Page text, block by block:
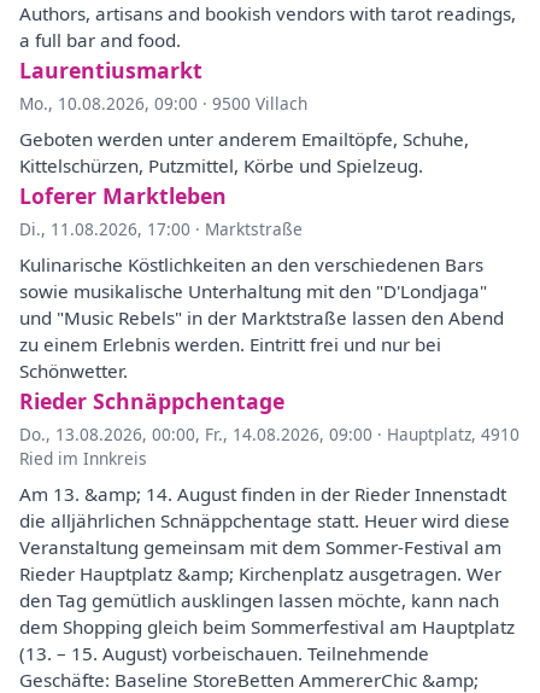
Authors, artisans and bookish vendors with tarot readings,
a full bar and food.
Laurentiusmarkt
Mo., 10.08.2026, 09:00 · 9500 Villach
Geboten werden unter anderem Emailtöpfe, Schuhe,
Kittelschürzen, Putzmittel, Körbe und Spielzeug.
Loferer Marktleben
Di., 11.08.2026, 17:00 · Marktstraße
Kulinarische Köstlichkeiten an den verschiedenen Bars
sowie musikalische Unterhaltung mit den "D'Londjaga"
und "Music Rebels" in der Marktstraße lassen den Abend
zu einem Erlebnis werden. Eintritt frei und nur bei
Schönwetter.
Rieder Schnäppchentage
Do., 13.08.2026, 00:00, Fr., 14.08.2026, 09:00 · Hauptplatz, 4910
Ried im Innkreis
Am 13. &amp; 14. August finden in der Rieder Innenstadt
die alljährlichen Schnäppchentage statt. Heuer wird diese
Veranstaltung gemeinsam mit dem Sommer-Festival am
Rieder Hauptplatz &amp; Kirchenplatz ausgetragen. Wer
den Tag gemütlich ausklingen lassen möchte, kann nach
dem Shopping gleich beim Sommerfestival am Hauptplatz
(13. – 15. August) vorbeischauen. Teilnehmende
Geschäfte: Baseline StoreBetten AmmererChic &amp;